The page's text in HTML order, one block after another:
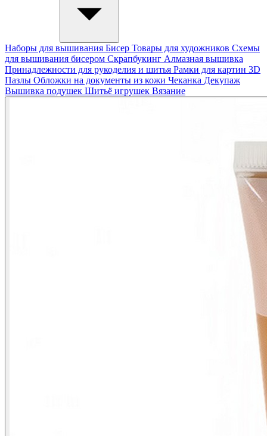
Наборы для вышивания Бисер Товары для художников Схемы
для вышивания бисером Скрапбукинг Алмазная вышивка
Принадлежности для рукоделия и шитья Рамки для картин 3D
Пазлы Обложки на документы из кожи Чеканка Декупаж
Вышивка подушек Шитьё игрушек Вязание